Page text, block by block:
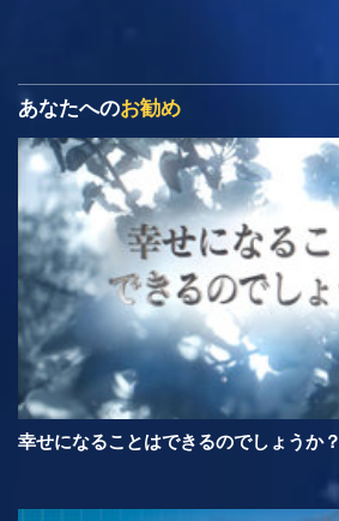
あなたへのお勧め
幸せになることはできるのでしょうか？